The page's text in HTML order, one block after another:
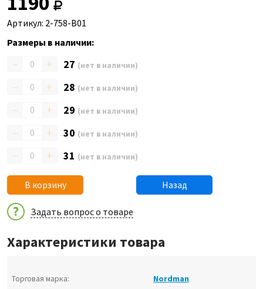
Артикул: 2-758-B01
Размеры в наличии:
– + 27 (нет в наличии)
– + 28 (нет в наличии)
– + 29 (нет в наличии)
– + 30 (нет в наличии)
– + 31 (нет в наличии)
В корзину Назад
Задать вопрос о товаре
Характеристики товара
Торговая марка:
Nordman